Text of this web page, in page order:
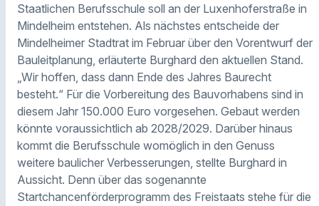
Staatlichen Berufsschule soll an der Luxenhoferstraße in
Mindelheim entstehen. Als nächstes entscheide der
Mindelheimer Stadtrat im Februar über den Vorentwurf der
Bauleitplanung, erläuterte Burghard den aktuellen Stand.
„Wir hoffen, dass dann Ende des Jahres Baurecht
besteht.“ Für die Vorbereitung des Bauvorhabens sind in
diesem Jahr 150.000 Euro vorgesehen. Gebaut werden
könnte voraussichtlich ab 2028/2029. Darüber hinaus
kommt die Berufsschule womöglich in den Genuss
weitere baulicher Verbesserungen, stellte Burghard in
Aussicht. Denn über das sogenannte
Startchancenförderprogramm des Freistaats stehe für die